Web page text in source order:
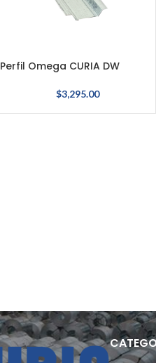
Perfil Omega CURIA DW
$3,295.00